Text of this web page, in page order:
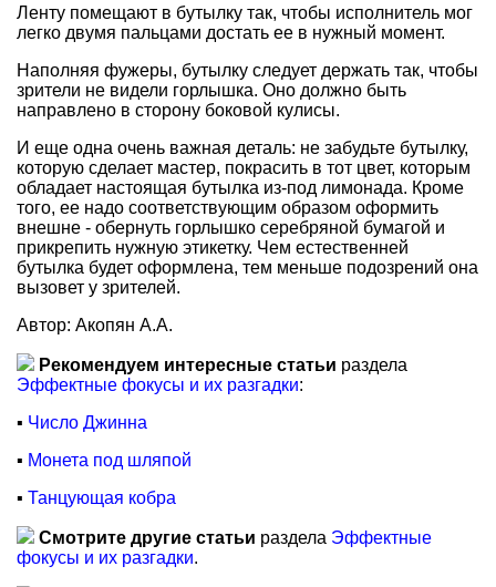
Ленту помещают в бутылку так, чтобы исполнитель мог
легко двумя пальцами достать ее в нужный момент.
Наполняя фужеры, бутылку следует держать так, чтобы
зрители не видели горлышка. Оно должно быть
направлено в сторону боковой кулисы.
И еще одна очень важная деталь: не забудьте бутылку,
которую сделает мастер, покрасить в тот цвет, которым
обладает настоящая бутылка из-под лимонада. Кроме
того, ее надо соответствующим образом оформить
внешне - обернуть горлышко серебряной бумагой и
прикрепить нужную этикетку. Чем естественней
бутылка будет оформлена, тем меньше подозрений она
вызовет у зрителей.
Автор: Акопян А.А.
Рекомендуем интересные статьи раздела
Эффектные фокусы и их разгадки:
▪ Число Джинна
▪ Монета под шляпой
▪ Танцующая кобра
Смотрите другие статьи раздела Эффектные
фокусы и их разгадки.